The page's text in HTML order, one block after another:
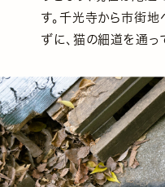
す。千光寺から市街
ずに、猫の細道を通っ